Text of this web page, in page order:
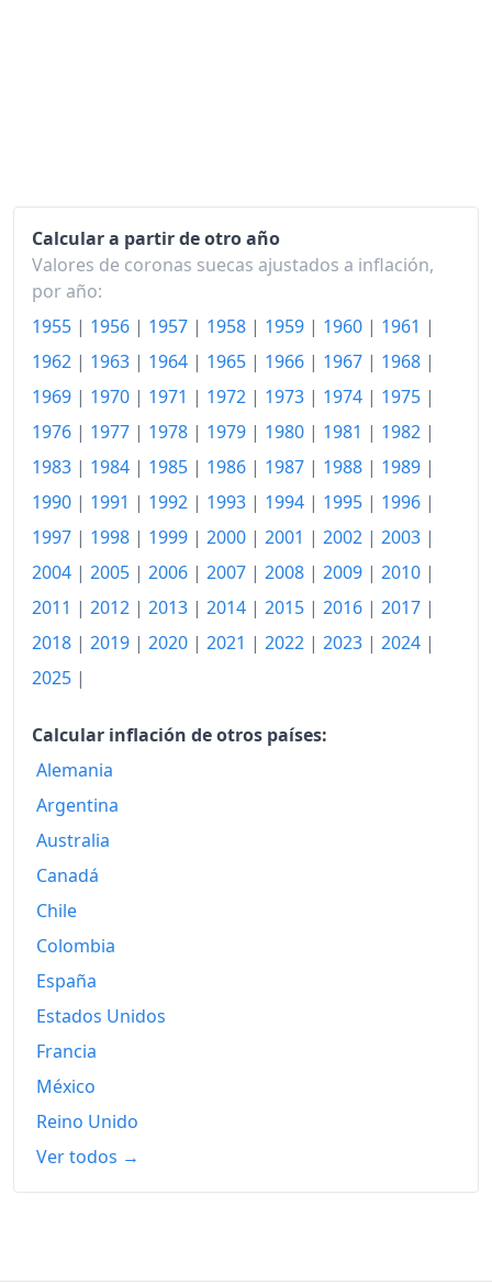
Calcular a partir de otro año
Valores de coronas suecas ajustados a inflación,
por año:
1955 | 1956 | 1957 | 1958 | 1959 | 1960 | 1961 |
1962 | 1963 | 1964 | 1965 | 1966 | 1967 | 1968 |
1969 | 1970 | 1971 | 1972 | 1973 | 1974 | 1975 |
1976 | 1977 | 1978 | 1979 | 1980 | 1981 | 1982 |
1983 | 1984 | 1985 | 1986 | 1987 | 1988 | 1989 |
1990 | 1991 | 1992 | 1993 | 1994 | 1995 | 1996 |
1997 | 1998 | 1999 | 2000 | 2001 | 2002 | 2003 |
2004 | 2005 | 2006 | 2007 | 2008 | 2009 | 2010 |
2011 | 2012 | 2013 | 2014 | 2015 | 2016 | 2017 |
2018 | 2019 | 2020 | 2021 | 2022 | 2023 | 2024 |
2025 |
Calcular inflación de otros países:
Alemania
Argentina
Australia
Canadá
Chile
Colombia
España
Estados Unidos
Francia
México
Reino Unido
Ver todos →